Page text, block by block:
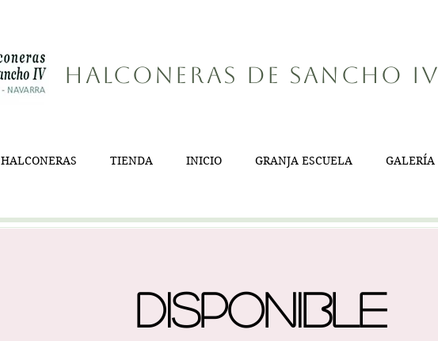
Halconeras de Sancho IV
HALCONERAS TIENDA INICIO GRANJA ESCUELA GALERÍA
Disponible